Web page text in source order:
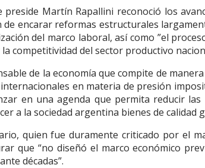
Martín Rapallini reconoció los
de encarar reformas estructurales
del marco laboral, así como ”el
competitividad del sector productivo
de la economía que compite de
en materia de presión
en una agenda que permita reducir
a la sociedad argentina bienes de calidad
quien fue duramente criticado por el
que “no diseñó el marco económico
décadas”.